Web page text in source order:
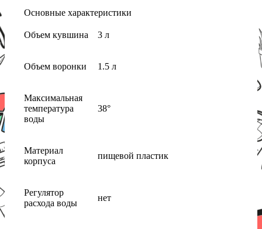
Основные характеристики
Объем кувшина 3 л
Объем воронки 1.5 л
Максимальная
температура
воды
38°
Материал
корпуса
пищевой пластик
Регулятор
расхода воды
нет